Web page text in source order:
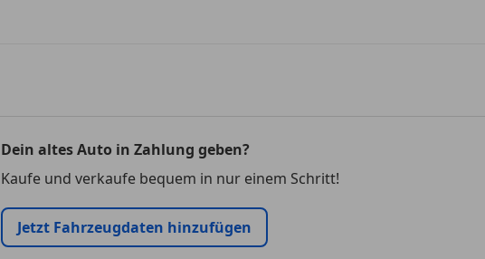
Dein altes Auto in Zahlung geben?
Kaufe und verkaufe bequem in nur einem Schritt!
Jetzt Fahrzeugdaten hinzufügen